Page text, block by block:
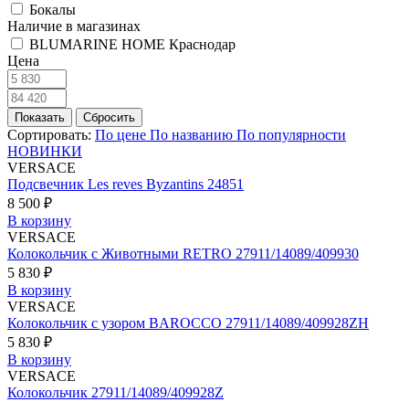
Бокалы
Наличие в магазинах
BLUMARINE HOME Краснодар
Цена
Сортировать: По цене По названию По популярности
НОВИНКИ
VERSACE
Подсвечник Les reves Byzantins 24851
8 500 ₽
В корзину
VERSACE
Колокольчик с Животными RETRO 27911/14089/409930
5 830 ₽
В корзину
VERSACE
Колокольчик с узором BAROCCO 27911/14089/409928ZH
5 830 ₽
В корзину
VERSACE
Колокольчик 27911/14089/409928Z